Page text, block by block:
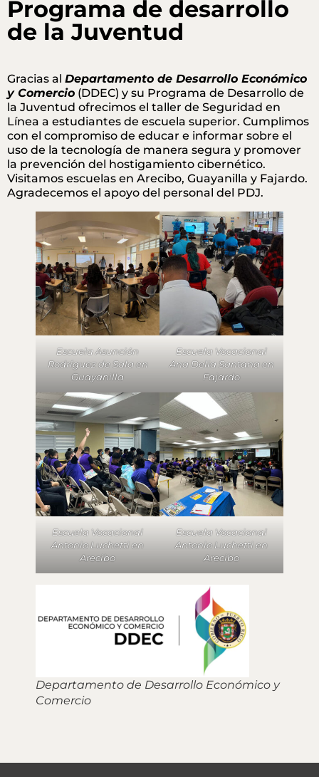
Programa de desarrollo
de la Juventud
Gracias al Departamento de Desarrollo Económico
y Comercio (DDEC) y su Programa de Desarrollo de
la Juventud ofrecimos el taller de Seguridad en
Línea a estudiantes de escuela superior. Cumplimos
con el compromiso de educar e informar sobre el
uso de la tecnología de manera segura y promover
la prevención del hostigamiento cibernético.
Visitamos escuelas en Arecibo, Guayanilla y Fajardo.
Agradecemos el apoyo del personal del PDJ.
Escuela Asunción
Rodríguez de Sala en
Guayanilla
Escuela Vocacional
Ana Delia Santana en
Fajardo
Escuela Vocacional
Antonio Luchetti en
Arecibo
Escuela Vocacional
Antonio Luchetti en
Arecibo
Departamento de Desarrollo Económico y
Comercio